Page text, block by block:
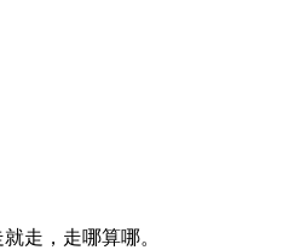
走，走哪算哪。